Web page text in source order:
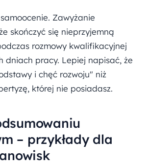
Zawyżanie
skończyć się nieprzyjemną
rozmowy kwalifikacyjnej
dniach pracy. Lepiej napisać, że
i chęć rozwoju" niż
której nie posiadasz.
– przykłady dla